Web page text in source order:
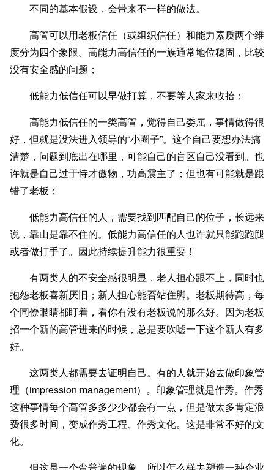
不同的基本假设，会带来不一样的做法。
高管可以用老板信任（或组织信任）和能力素质两个维
度分为四个象限。高能力高信任的一族通常地位稳固，比较
没有安全感的问题；
低能力低信任可以早做打算，不要等人家来收拾；
高能力低信任的一类高管，觉得自己委屈，事情做得很
好，但就是没法进入领导的“小圈子”。这个自己要想办法搞
清楚，问题到底出在哪里，可能自己的盲区自己没看到。也
许就是自己过于恃才傲物，功高震主了；但也有可能就是跟
错了老板；
低能力高信任的人，需要找到匹配自己的位子，长远来
说，靠山是靠不住的。低能力高信任的人也许就只能跑跑腿
或者做打手了。因此持续提升能力很重要！
有两类人的不安全感很明显，老人担心跟不上，同时也
抱怨老板喜新厌旧；新人担心能否站住脚。老板期待高，每
个同僚眼睛都盯着，看你有没有老板说的那么好。因为老板
招一个新的高管进来的时候，总是要吹嘘一下这个新人有多
好。
这两类人都需要去证明自己。有的人就开始去做印象管
理（impression management）。印象管理就是作秀。作秀
这种事情每个高管多多少少都会有一点，但是做太多肯定浪
费很多时间，变成作秀工程、作秀文化。这是非常不好的文
化。